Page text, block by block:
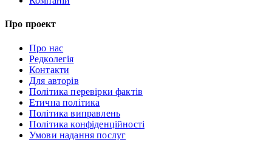
Про проект
Про нас
Редколегія
Контакти
Для авторів
Політика перевірки фактів
Етична політика
Політика виправлень
Політика конфіденційності
Умови надання послуг